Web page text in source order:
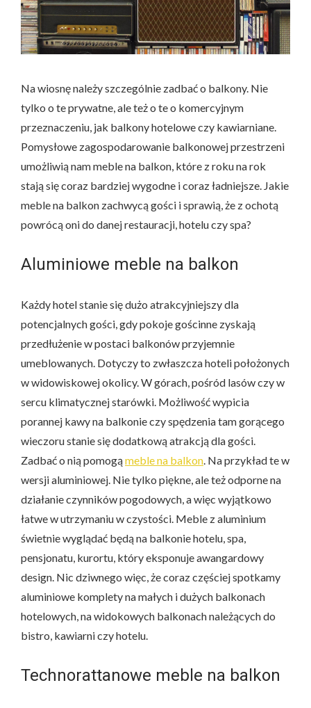
Na wiosnę należy szczególnie zadbać o balkony. Nie
tylko o te prywatne, ale też o te o komercyjnym
przeznaczeniu, jak balkony hotelowe czy kawiarniane.
Pomysłowe zagospodarowanie balkonowej przestrzeni
umożliwią nam meble na balkon, które z roku na rok
stają się coraz bardziej wygodne i coraz ładniejsze. Jakie
meble na balkon zachwycą gości i sprawią, że z ochotą
powrócą oni do danej restauracji, hotelu czy spa?
Aluminiowe meble na balkon
Każdy hotel stanie się dużo atrakcyjniejszy dla
potencjalnych gości, gdy pokoje gościnne zyskają
przedłużenie w postaci balkonów przyjemnie
umeblowanych. Dotyczy to zwłaszcza hoteli położonych
w widowiskowej okolicy. W górach, pośród lasów czy w
sercu klimatycznej starówki. Możliwość wypicia
porannej kawy na balkonie czy spędzenia tam gorącego
wieczoru stanie się dodatkową atrakcją dla gości.
Zadbać o nią pomogąmeble na balkon. Na przykład te w
wersji aluminiowej. Nie tylko piękne, ale też odporne na
działanie czynników pogodowych, a więc wyjątkowo
łatwe w utrzymaniu w czystości. Meble z aluminium
świetnie wyglądać będą na balkonie hotelu, spa,
pensjonatu, kurortu, który eksponuje awangardowy
design. Nic dziwnego więc, że coraz częściej spotkamy
aluminiowe komplety na małych i dużych balkonach
hotelowych, na widokowych balkonach należących do
bistro, kawiarni czy hotelu.
Technorattanowe meble na balkon